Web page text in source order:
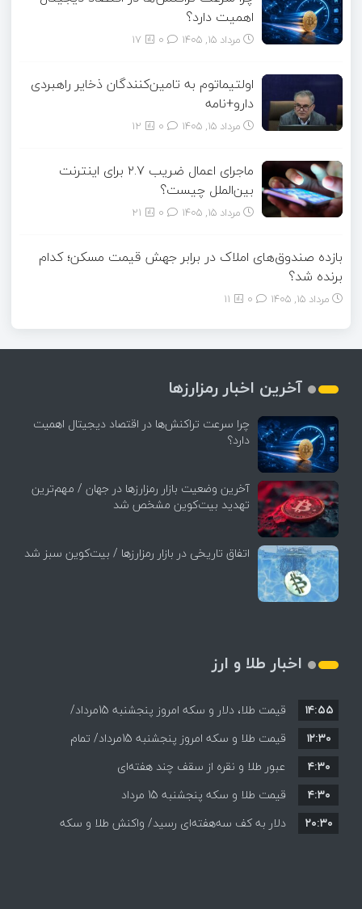
اهمیت دارد؟
مرداد ۱۵, ۱۴۰۵ 17
اولتیماتوم به تامین‌کنندگان ذخایر راهبردی
دارو+نامه
مرداد ۱۵, ۱۴۰۵ 12
ماجرای اعمال ضریب ۲.۷ برای اینترنت
بین‌الملل چیست؟
مرداد ۱۵, ۱۴۰۵ 21
بازده صندوق‌های املاک در برابر جهش قیمت مسکن؛ کدام
برنده شد؟
مرداد ۱۵, ۱۴۰۵ 11
آخرین اخبار رمزارزها
چرا سرعت تراکنش‌ها در اقتصاد دیجیتال اهمیت
دارد؟
آخرین وضعیت بازار رمزارزها در جهان / مهم‌ترین
تهدید بیت‌کوین مشخص شد
اتفاق تاریخی در بازار رمزارزها / بیت‌کوین سبز شد
اخبار طلا و ارز
قیمت طلا، دلار و سکه امروز پنجشنبه 15مرداد/
افزایش قیمت ها + جدول
۱۴:۵۵
قیمت طلا و سکه امروز پنجشنبه 15مرداد/ تمام
قیمت ها بر مدار افزایش + جدول
۱۲:۳۰
عبور طلا و نقره از سقف چند هفته‌ای
۴:۳۰
قیمت طلا و سکه پنجشنبه 15 مرداد
۴:۳۰
دلار به کف سه‌هفته‌ای رسید/ واکنش طلا و سکه
۲۰:۳۰